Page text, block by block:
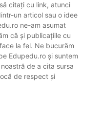
citați cu link, atunci
un articol sau o idee
ne-am asumat
că și publicațiile cu
la fel. Ne bucurăm
Edupedu.ro și suntem
de a cita sursa
de respect și